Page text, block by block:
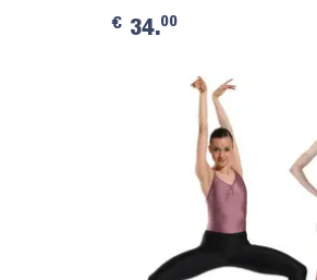
€ 34.00